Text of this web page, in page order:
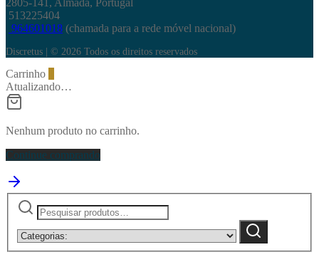
2805-141, Almada, Portugal
513225404
964601018 (chamada para a rede móvel nacional)
Discretus | © 2026 Todos os direitos reservados
Carrinho
Atualizando…
Nenhum produto no carrinho.
Continue comprando
Pesquisar
category:
Pesquisa